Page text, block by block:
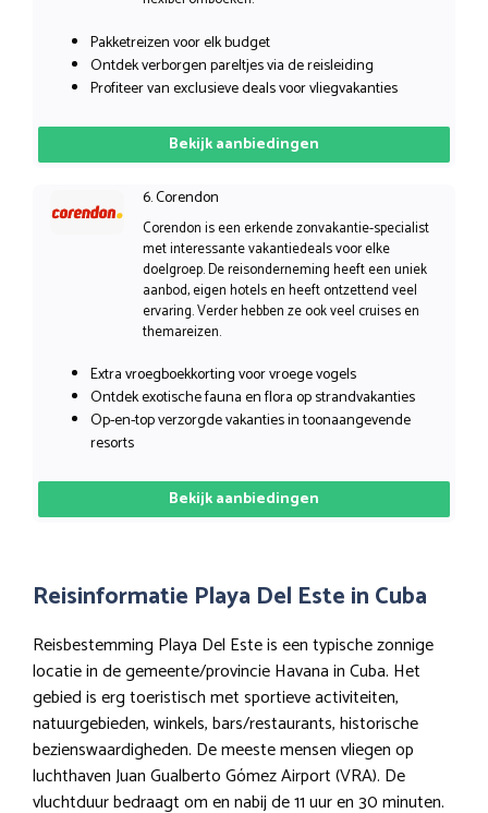
Pakketreizen voor elk budget
Ontdek verborgen pareltjes via de reisleiding
Profiteer van exclusieve deals voor vliegvakanties
Bekijk aanbiedingen
6. Corendon
Corendon is een erkende zonvakantie-specialist
met interessante vakantiedeals voor elke
doelgroep. De reisonderneming heeft een uniek
aanbod, eigen hotels en heeft ontzettend veel
ervaring. Verder hebben ze ook veel cruises en
themareizen.
Extra vroegboekkorting voor vroege vogels
Ontdek exotische fauna en flora op strandvakanties
Op-en-top verzorgde vakanties in toonaangevende
resorts
Bekijk aanbiedingen
Reisinformatie Playa Del Este in Cuba
Reisbestemming Playa Del Este is een typische zonnige
locatie in de gemeente/provincie Havana in Cuba. Het
gebied is erg toeristisch met sportieve activiteiten,
natuurgebieden, winkels, bars/restaurants, historische
bezienswaardigheden. De meeste mensen vliegen op
luchthaven Juan Gualberto Gómez Airport (VRA). De
vluchtduur bedraagt om en nabij de 11 uur en 30 minuten.